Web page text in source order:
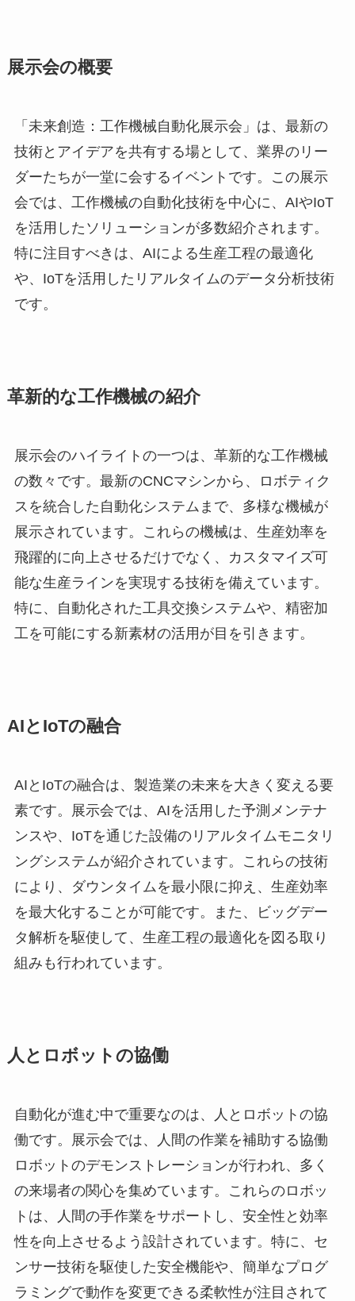
展示会の概要
「未来創造：工作機械自動化展示会」は、最新の
技術とアイデアを共有する場として、業界のリー
ダーたちが一堂に会するイベントです。この展示
会では、工作機械の自動化技術を中心に、AIやIoT
を活用したソリューションが多数紹介されます。
特に注目すべきは、AIによる生産工程の最適化
や、IoTを活用したリアルタイムのデータ分析技術
です。
革新的な工作機械の紹介
展示会のハイライトの一つは、革新的な工作機械
の数々です。最新のCNCマシンから、ロボティク
スを統合した自動化システムまで、多様な機械が
展示されています。これらの機械は、生産効率を
飛躍的に向上させるだけでなく、カスタマイズ可
能な生産ラインを実現する技術を備えています。
特に、自動化された工具交換システムや、精密加
工を可能にする新素材の活用が目を引きます。
AIとIoTの融合
AIとIoTの融合は、製造業の未来を大きく変える要
素です。展示会では、AIを活用した予測メンテナ
ンスや、IoTを通じた設備のリアルタイムモニタリ
ングシステムが紹介されています。これらの技術
により、ダウンタイムを最小限に抑え、生産効率
を最大化することが可能です。また、ビッグデー
タ解析を駆使して、生産工程の最適化を図る取り
組みも行われています。
人とロボットの協働
自動化が進む中で重要なのは、人とロボットの協
働です。展示会では、人間の作業を補助する協働
ロボットのデモンストレーションが行われ、多く
の来場者の関心を集めています。これらのロボッ
トは、人間の手作業をサポートし、安全性と効率
性を向上させるよう設計されています。特に、セ
ンサー技術を駆使した安全機能や、簡単なプログ
ラミングで動作を変更できる柔軟性が注目されて